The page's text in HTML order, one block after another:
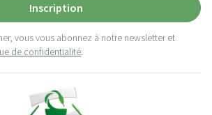
Inscription
vous vous abonnez à notre newsletter et
de confidentialité.